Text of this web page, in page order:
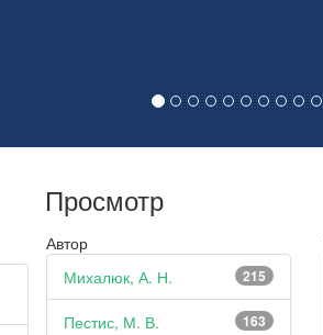
Просмотр
Автор
215
Михалюк, А. Н.
163
Пестис, М. В.